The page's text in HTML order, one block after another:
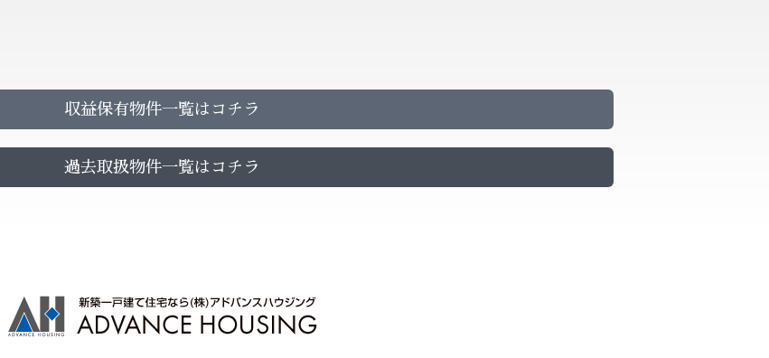
収益保有物件一覧はコチラ
過去取扱物件一覧はコチラ